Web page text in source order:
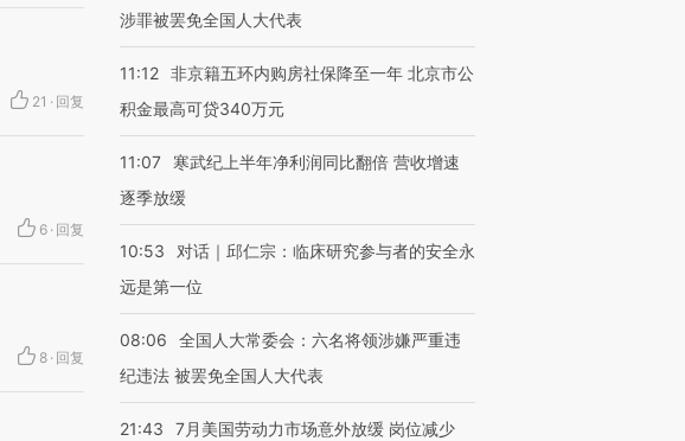
21 · 回复
6 · 回复
8 · 回复
涉罪被罢免全国人大代表
11:12 非京籍五环内购房社保降至一年 北京市公
积金最高可贷340万元
11:07
寒武纪上半年净利润同比翻倍 营收增速
逐季放缓
10:53
对话｜邱仁宗：临床研究参与者的安全永
远是第一位
08:06
全国人大常委会：六名将领涉嫌严重违
纪违法 被罢免全国人大代表
21:43
7月美国劳动力市场意外放缓 岗位减少